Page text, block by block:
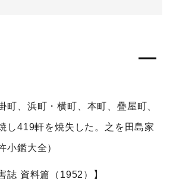
町、浜町・横町、本町、疊屋町、
し419軒を焼失した。之を田島家
小鑑大全）
誌 資料篇（1952）】